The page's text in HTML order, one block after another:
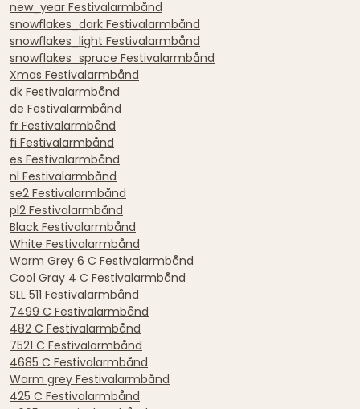
new_year Festivalarmbånd
snowflakes_dark Festivalarmbånd
snowflakes_light Festivalarmbånd
snowflakes_spruce Festivalarmbånd
Xmas Festivalarmbånd
dk Festivalarmbånd
de Festivalarmbånd
fr Festivalarmbånd
fi Festivalarmbånd
es Festivalarmbånd
nl Festivalarmbånd
se2 Festivalarmbånd
pl2 Festivalarmbånd
Black Festivalarmbånd
White Festivalarmbånd
Warm Grey 6 C Festivalarmbånd
Cool Gray 4 C Festivalarmbånd
SLL 511 Festivalarmbånd
7499 C Festivalarmbånd
482 C Festivalarmbånd
7521 C Festivalarmbånd
4685 C Festivalarmbånd
Warm grey Festivalarmbånd
425 C Festivalarmbånd